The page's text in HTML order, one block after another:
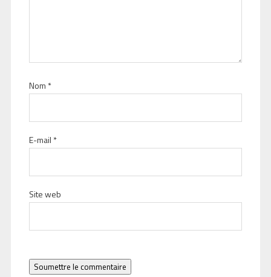
Nom *
E-mail *
Site web
Soumettre le commentaire